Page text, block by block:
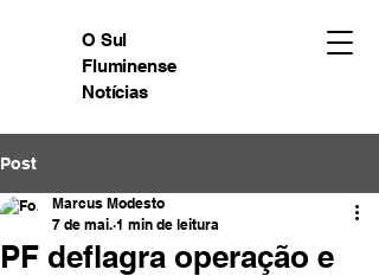
O Sul
Fluminense
Notícias
Post
PF deflagra operação e
Marcus Modesto
7 de mai. 1 min de leitura